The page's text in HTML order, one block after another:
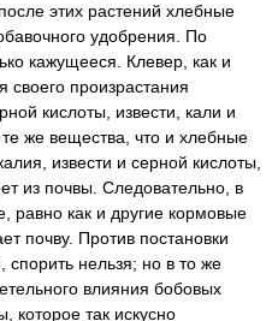
этих растений хлебные
удобрения. По
кажущееся. Клевер, как и
своего произрастания
кислоты, извести, кали и
же вещества, что и хлебные
извести и серной кислоты,
из почвы. Следовательно, в
равно как и другие кормовые
почву. Против постановки
спорить нельзя; но в то же
влияния бобовых
которое так искусно